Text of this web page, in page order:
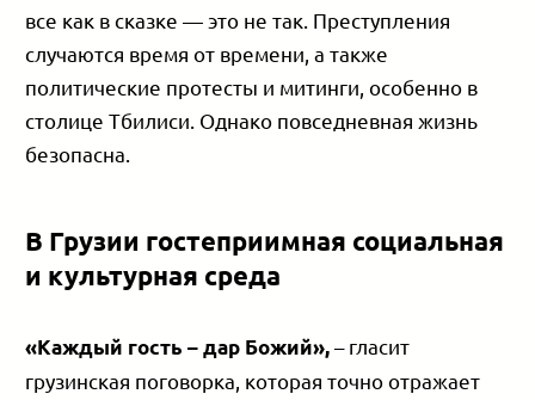
все как в сказке — это не так. Преступления
случаются время от времени, а также
политические протесты и митинги, особенно в
столице Тбилиси. Однако повседневная жизнь
безопасна.
В Грузии гостеприимная социальная
и культурная среда
«Каждый гость – дар Божий»,– гласит
грузинская поговорка, которая точно отражает